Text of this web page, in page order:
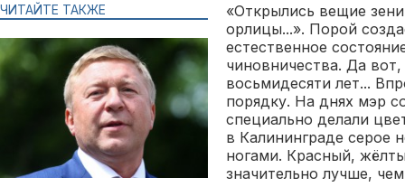
ЧИТАЙТЕ ТАКЖЕ
«Открылись вещие
орлицы...». Порой
естественное
чиновничества. Да
восьмидесяти лет...
порядку. На днях мэр
специально делали
в Калининграде серое
ногами. Красный,
значительно лучше,